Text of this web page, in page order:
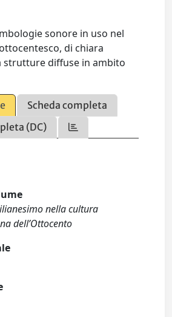
sonore in uso nel
di chiara
strutture diffuse in ambito
Scheda completa
(DC)
nella cultura
dell’Ottocento